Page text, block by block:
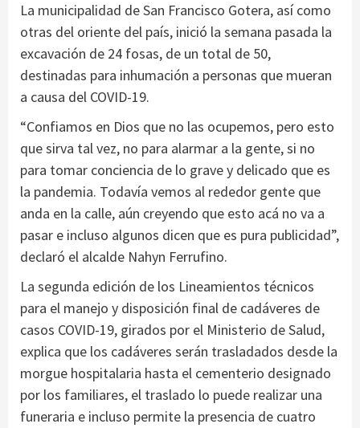
La municipalidad de San Francisco Gotera, así como
otras del oriente del país, inició la semana pasada la
excavación de 24 fosas, de un total de 50,
destinadas para inhumación a personas que mueran
a causa del COVID-19.
“Confiamos en Dios que no las ocupemos, pero esto
que sirva tal vez, no para alarmar a la gente, si no
para tomar conciencia de lo grave y delicado que es
la pandemia. Todavía vemos al rededor gente que
anda en la calle, aún creyendo que esto acá no va a
pasar e incluso algunos dicen que es pura publicidad”,
declaró el alcalde Nahyn Ferrufino.
La segunda edición de los Lineamientos técnicos
para el manejo y disposición final de cadáveres de
casos COVID-19, girados por el Ministerio de Salud,
explica que los cadáveres serán trasladados desde la
morgue hospitalaria hasta el cementerio designado
por los familiares, el traslado lo puede realizar una
funeraria e incluso permite la presencia de cuatro